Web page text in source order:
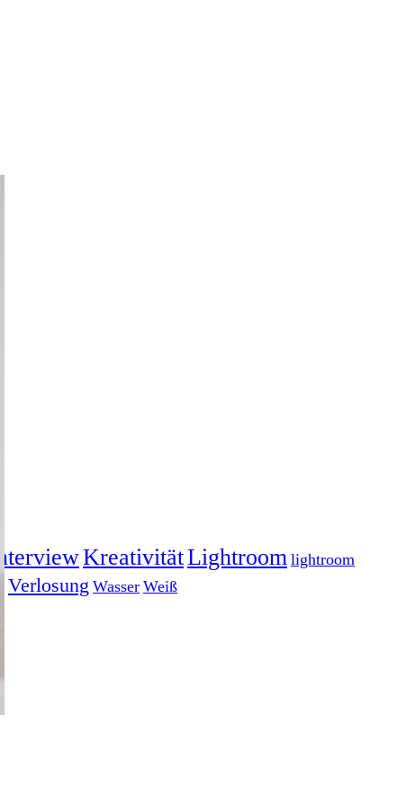
InterviewKreativitätLightroom lightroom
Verlosung Wasser Weiß